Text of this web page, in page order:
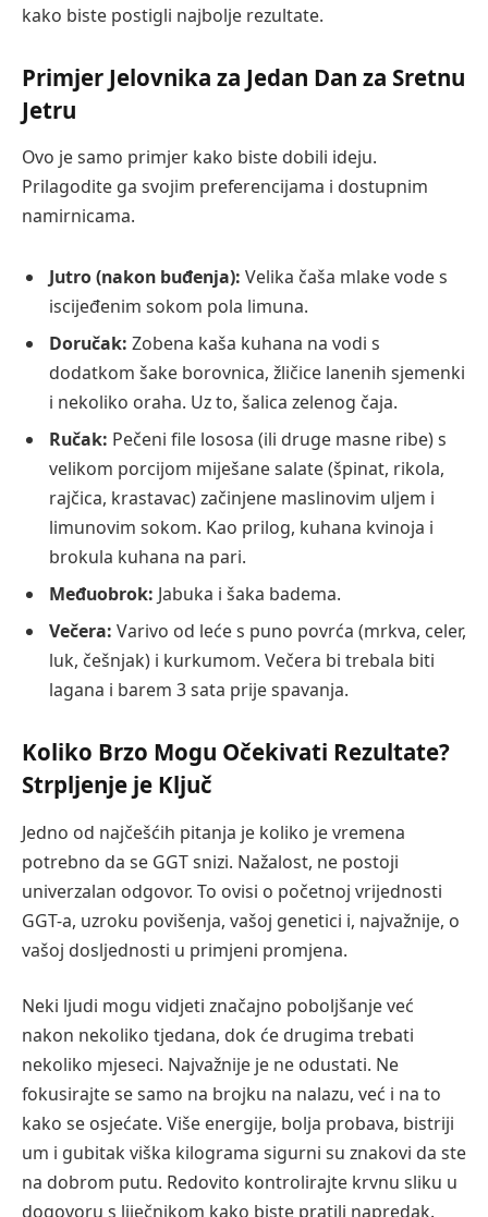
kako biste postigli najbolje rezultate.
Primjer Jelovnika za Jedan Dan za Sretnu
Jetru
Ovo je samo primjer kako biste dobili ideju.
Prilagodite ga svojim preferencijama i dostupnim
namirnicama.
Jutro (nakon buđenja): Velika čaša mlake vode s
iscijeđenim sokom pola limuna.
Doručak: Zobena kaša kuhana na vodi s
dodatkom šake borovnica, žličice lanenih sjemenki
i nekoliko oraha. Uz to, šalica zelenog čaja.
Ručak: Pečeni file lososa (ili druge masne ribe) s
velikom porcijom miješane salate (špinat, rikola,
rajčica, krastavac) začinjene maslinovim uljem i
limunovim sokom. Kao prilog, kuhana kvinoja i
brokula kuhana na pari.
Međuobrok: Jabuka i šaka badema.
Večera: Varivo od leće s puno povrća (mrkva, celer,
luk, češnjak) i kurkumom. Večera bi trebala biti
lagana i barem 3 sata prije spavanja.
Koliko Brzo Mogu Očekivati Rezultate?
Strpljenje je Ključ
Jedno od najčešćih pitanja je koliko je vremena
potrebno da se GGT snizi. Nažalost, ne postoji
univerzalan odgovor. To ovisi o početnoj vrijednosti
GGT-a, uzroku povišenja, vašoj genetici i, najvažnije, o
vašoj dosljednosti u primjeni promjena.
Neki ljudi mogu vidjeti značajno poboljšanje već
nakon nekoliko tjedana, dok će drugima trebati
nekoliko mjeseci. Najvažnije je ne odustati. Ne
fokusirajte se samo na brojku na nalazu, već i na to
kako se osjećate. Više energije, bolja probava, bistriji
um i gubitak viška kilograma sigurni su znakovi da ste
na dobrom putu. Redovito kontrolirajte krvnu sliku u
dogovoru s liječnikom kako biste pratili napredak.